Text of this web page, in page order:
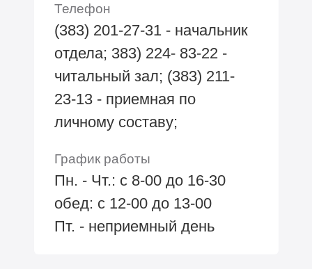
Телефон
(383) 201-27-31 - начальник
отдела; 383) 224- 83-22 -
читальный зал; (383) 211-
23-13 - приемная по
личному составу;
График работы
Пн. - Чт.: с 8-00 до 16-30
обед: с 12-00 до 13-00
Пт. - неприемный день